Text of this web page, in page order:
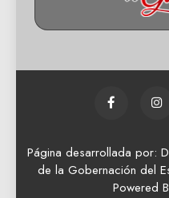
Página desarrollada por:
de la Gobernación del
Powered